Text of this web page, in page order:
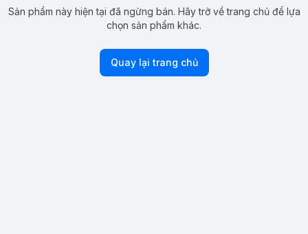
Sản phẩm này hiện tại đã ngừng bán. Hãy trở về trang chủ để lựa
chọn sản phẩm khác.
Quay lại trang chủ